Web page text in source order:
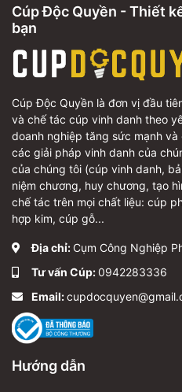
Cúp Độc Quyền - Thiết
bạn
Cúp Độc Quyền là đơn vị đầu
và chế tác cúp vinh danh theo
doanh nghiệp tăng sức mạnh
các giải pháp vinh danh của
của chúng tôi (cúp vinh danh,
niệm chương, huy chương, tạo
chế tác trên mọi chất liệu: cúp
hợp kim, cúp gỗ...
Địa chỉ: Cụm Công Nghiệp
Tư vấn Cúp:0942283336
Email:
Hướng dẫn